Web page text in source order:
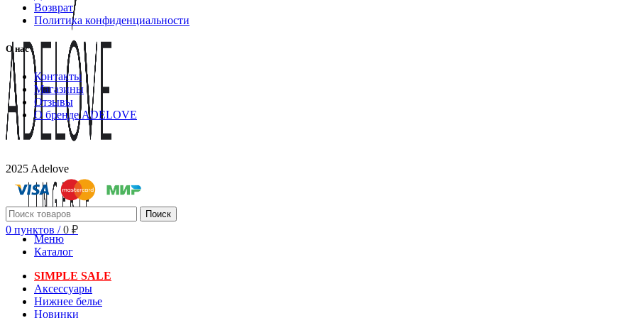
0 пунктов / 0 ₽
Возврат
Политика конфиденциальности
О нас
Контакты
Магазины
Отзывы
О бренде ADELOVE
2025 Adelove
Поиск
Меню
Каталог
SIMPLE SALE
Аксессуары
Нижнее белье
Новинки